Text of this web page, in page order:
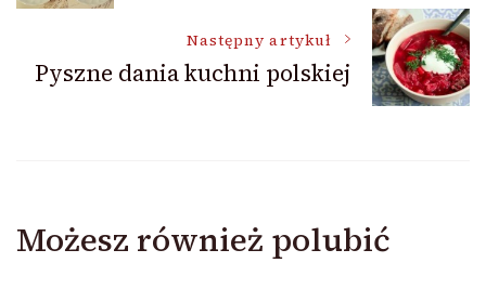
Następny artykuł
Pyszne dania kuchni polskiej
Możesz również polubić